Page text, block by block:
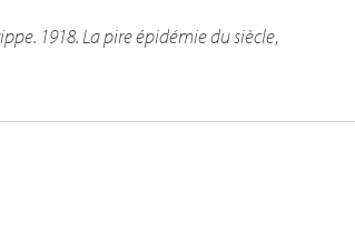
1918. La pire épidémie du siècle,